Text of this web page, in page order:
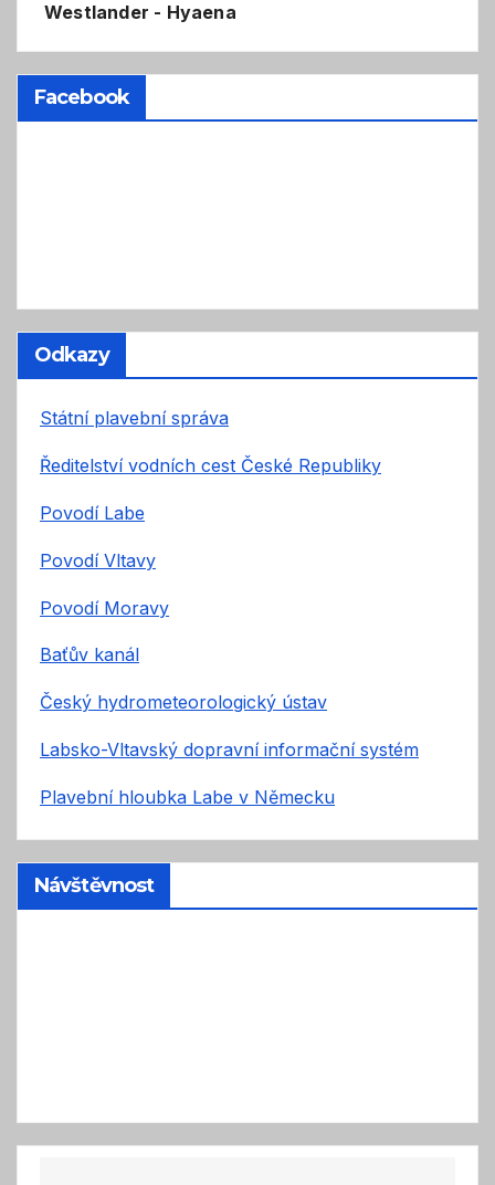
Westlander - Hyaena
Facebook
Odkazy
Státní plavební správa
Ředitelství vodních cest České Republiky
Povodí Labe
Povodí Vltavy
Povodí Moravy
Baťův kanál
Český hydrometeorologický ústav
Labsko-Vltavský dopravní informační systém
Plavební hloubka Labe v Německu
Návštěvnost